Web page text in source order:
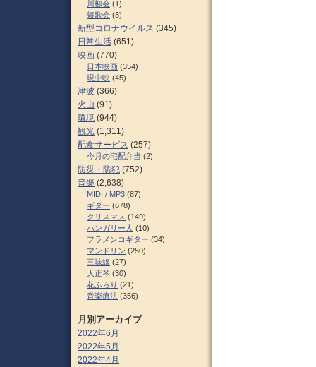
川柳会 (1)
短歌会 (8)
新型コロナウイルス (345)
日常生活 (651)
映画 (770)
日本映画 (354)
現中映 (45)
津波 (366)
火山 (91)
環境 (944)
観光 (1,311)
配食サービス (257)
今月の宅配弁当 (2)
防災・防犯 (752)
音楽 (2,638)
MIDI / MP3 (87)
ギター (678)
クリスマス (149)
ハンガリー人 (10)
フラメンコギター (34)
マンドリン (250)
三味線 (27)
大正琴 (30)
花ふらり (21)
音楽療法 (356)
月別アーカイブ
2022年6月
2022年5月
2022年4月